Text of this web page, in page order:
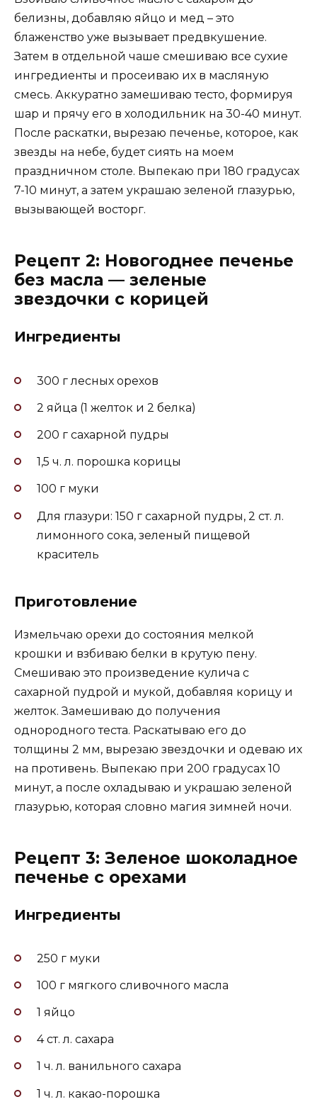
белизны, добавляю яйцо и мед – это
блаженство уже вызывает предвкушение.
Затем в отдельной чаше смешиваю все сухие
ингредиенты и просеиваю их в масляную
смесь. Аккуратно замешиваю тесто, формируя
шар и прячу его в холодильник на 30-40 минут.
После раскатки, вырезаю печенье, которое, как
звезды на небе, будет сиять на моем
праздничном столе. Выпекаю при 180 градусах
7-10 минут, а затем украшаю зеленой глазурью,
вызывающей восторг.
Рецепт 2: Новогоднее печенье
без масла — зеленые
звездочки с корицей
Ингредиенты
300 г лесных орехов
2 яйца (1 желток и 2 белка)
200 г сахарной пудры
1,5 ч. л. порошка корицы
100 г муки
Для глазури: 150 г сахарной пудры, 2 ст. л.
лимонного сока, зеленый пищевой
краситель
Приготовление
Измельчаю орехи до состояния мелкой
крошки и взбиваю белки в крутую пену.
Смешиваю это произведение кулича с
сахарной пудрой и мукой, добавляя корицу и
желток. Замешиваю до получения
однородного теста. Раскатываю его до
толщины 2 мм, вырезаю звездочки и одеваю их
на противень. Выпекаю при 200 градусах 10
минут, а после охладываю и украшаю зеленой
глазурью, которая словно магия зимней ночи.
Рецепт 3: Зеленое шоколадное
печенье с орехами
Ингредиенты
250 г муки
100 г мягкого сливочного масла
1 яйцо
4 ст. л. сахара
1 ч. л. ванильного сахара
1 ч. л. какао-порошка